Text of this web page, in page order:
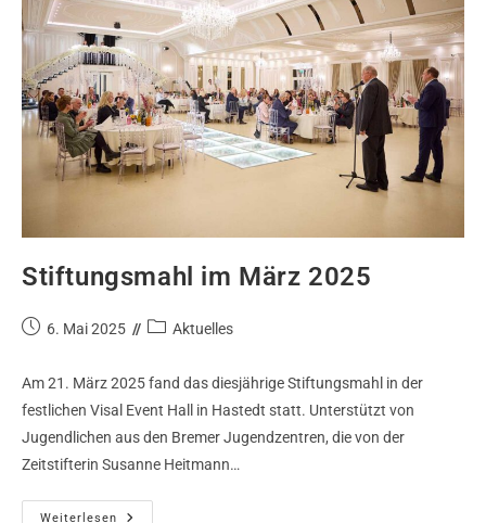
Stiftungsmahl im März 2025
6. Mai 2025 Aktuelles
Am 21. März 2025 fand das diesjährige Stiftungsmahl in der
festlichen Visal Event Hall in Hastedt statt. Unterstützt von
Jugendlichen aus den Bremer Jugendzentren, die von der
Zeitstifterin Susanne Heitmann…
Weiterlesen